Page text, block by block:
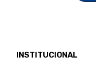
INSTITUCIONAL